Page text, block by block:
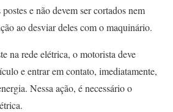
e não devem ser cortados nem
ao desviar deles com o maquinário.
na rede elétrica, o motorista deve
e entrar em contato, imediatamente,
Nessa ação, é necessário o